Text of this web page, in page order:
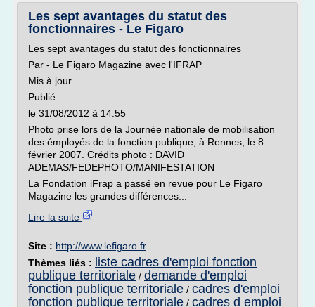
Les sept avantages du statut des
fonctionnaires - Le Figaro
Les sept avantages du statut des fonctionnaires
Par - Le Figaro Magazine avec l'IFRAP
Mis à jour
Publié
le 31/08/2012 à 14:55
Photo prise lors de la Journée nationale de mobilisation
des émployés de la fonction publique, à Rennes, le 8
février 2007. Crédits photo : DAVID
ADEMAS/FEDEPHOTO/MANIFESTATION
La Fondation iFrap a passé en revue pour Le Figaro
Magazine les grandes différences...
Lire la suite
Site : http://www.lefigaro.fr
Thèmes liés :
liste cadres d'emploi fonction
publique territoriale / demande d'emploi
fonction publique territoriale / cadres d'emploi
fonction publique territoriale / cadres d emploi